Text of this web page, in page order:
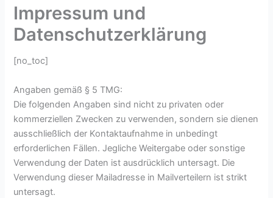
Impressum und
Datenschutzerklärung
[no_toc]
Angaben gemäß § 5 TMG:
Die folgenden Angaben sind nicht zu privaten oder
kommerziellen Zwecken zu verwenden, sondern sie dienen
ausschließlich der Kontaktaufnahme in unbedingt
erforderlichen Fällen. Jegliche Weitergabe oder sonstige
Verwendung der Daten ist ausdrücklich untersagt. Die
Verwendung dieser Mailadresse in Mailverteilern ist strikt
untersagt.